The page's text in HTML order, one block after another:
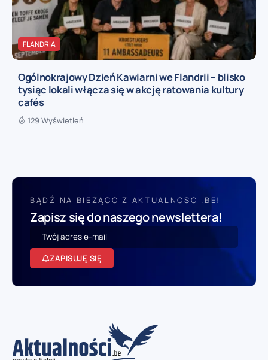
FLANDRIA
Ogólnokrajowy Dzień Kawiarni we Flandrii – blisko
tysiąc lokali włącza się w akcję ratowania kultury
cafés
129 Wyświetleń
BĄDŹ NA BIEŻĄCO Z AKTUALNOSCI.BE!
Zapisz się do naszego newslettera!
ZAPISUJĘ SIĘ